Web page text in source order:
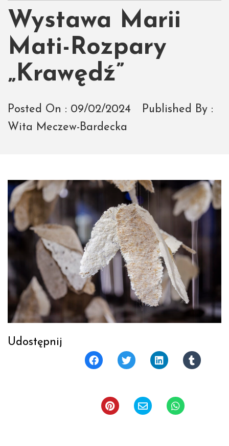
Wystawa Marii
Mati-Rozpary
„Krawędź”
Posted On : 09/02/2024
Published By :
Wita Meczew-Bardecka
Udostępnij